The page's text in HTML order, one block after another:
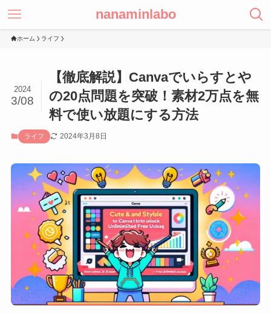
nanaminlabo
ホーム ライフ
【徹底解説】Canvaでいらすとや
の20点問題を突破！素材2万点を無
料で使い放題にする方法
2024
3/08
ライフ 2024年3月8日